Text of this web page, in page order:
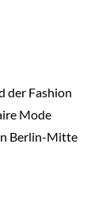
der Fashion
Mode
Berlin-Mitte
in Mitte“